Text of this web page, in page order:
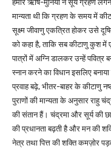
हमारे ऋषि-मुनियों ने सूर्य ग्रहण
मान्यता थी कि ग्रहण के समय में
सूक्ष्म जीवाणु एकत्रित होकर उसे
को कहा है, ताकि सब कीटाणु कुश
पात्रों में अग्नि डालकर उन्हें पवित्र
स्नान करने का विधान इसलिए
प्रवाह बढ़े, भीतर-बाहर के कीटाणु
पुराणों की मान्यता के अनुसार राहु
की संतान हैं। चंद्रमा और सूर्य
की प्रधानता बढ़ती है और मन की
नेत्र तथा पित्त की शक्ति कमज़ोर